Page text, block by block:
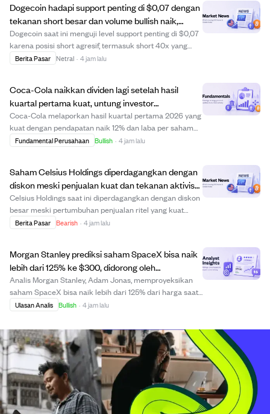
Dogecoin hadapi support penting di $0,07 dengan
tekanan short besar dan volume bullish naik,
potensi jebakan bear muncul.
Dogecoin saat ini menguji level support penting di $0,07
karena posisi short agresif, termasuk short 40x yang
menambah tekanan jual. Meski begitu, trader bullish
Berita Pasar Netral · 4 jam lalu
Coca-Cola naikkan dividen lagi setelah hasil
kuartal pertama kuat, untung investor
pendapatan.
Coca-Cola melaporkan hasil kuartal pertama 2026 yang
kuat dengan pendapatan naik 12% dan laba per saham
melampaui estimasi, mendorong kenaikan saham 25%
Fundamental Perusahaan Bullish · 4 jam lalu
Saham Celsius Holdings diperdagangkan dengan
diskon meski penjualan kuat dan tekanan aktivis
untuk ganti kepemimpinan.
Celsius Holdings saat ini diperdagangkan dengan diskon
besar meski pertumbuhan penjualan ritel yang kuat
didorong oleh merek Alani Nu. Perusahaan menghadapi
Berita Pasar Bearish · 4 jam lalu
Morgan Stanley prediksi saham SpaceX bisa naik
lebih dari 125% ke $300, didorong oleh
pertumbuhan AI dan ekspansi Starlink.
Analis Morgan Stanley, Adam Jonas, memproyeksikan
saham SpaceX bisa naik lebih dari 125% dari harga saat
ini ke $300 per saham, didorong oleh bisnis kecerdasan
satelit Starlink yang kuat. SpaceX baru-bar...
Ulasan Analis Bullish · 4 jam lalu